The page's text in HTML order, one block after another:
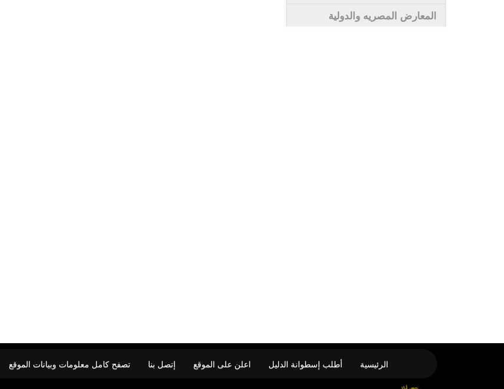
المعارض المصريه والدولية
الرئيسية أطلب إسطوانة الدليل اعلن على الموقع إتصل بنا تصفح كامل معلومات وبيانات الموقع